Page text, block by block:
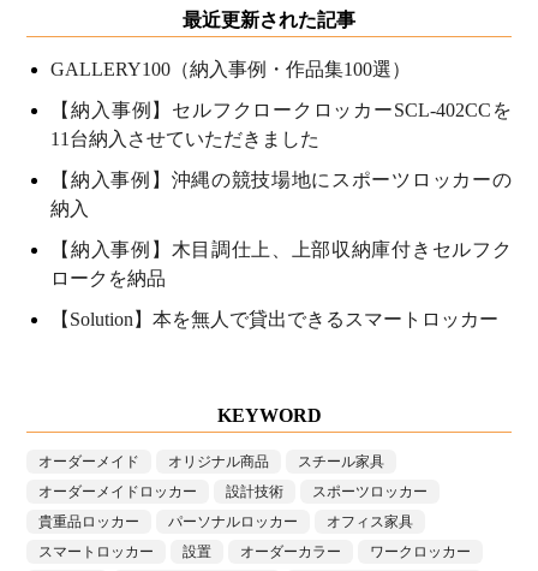
最近更新された記事
GALLERY100（納入事例・作品集100選）
【納入事例】セルフクロークロッカーSCL-402CCを
11台納入させていただきました
【納入事例】沖縄の競技場地にスポーツロッカーの
納入
【納入事例】木目調仕上、上部収納庫付きセルフク
ロークを納品
【Solution】本を無人で貸出できるスマートロッカー
KEYWORD
オーダーメイド オリジナル商品
スチール家具
オーダーメイドロッカー
設計技術
スポーツロッカー
貴重品ロッカー
パーソナルロッカー
オフィス家具
スマートロッカー
設置 オーダーカラー
ワークロッカー